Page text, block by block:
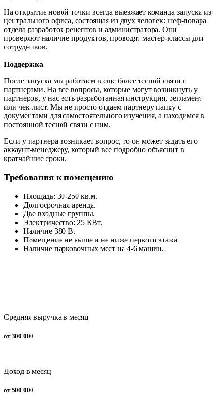
На открытие новой точки всегда выезжает команда запуска из
центрального офиса, состоящая из двух человек: шеф-повара
отдела разработок рецептов и администратора. Они
проверяют наличие продуктов, проводят мастер-классы для
сотрудников.
Поддержка
После запуска мы работаем в еще более тесной связи с
партнерами. На все вопросы, которые могут возникнуть у
партнеров, у нас есть разработанная инструкция, регламент
или чек-лист. Мы не просто отдаем партнеру папку с
документами для самостоятельного изучения, а находимся в
постоянной тесной связи с ним.
Если у партнера возникает вопрос, то он может задать его
аккаунт-менеджеру, который все подробно объяснит в
кратчайшие сроки.
Требования к помещению
Площадь: 30-250 кв.м.
Долгосрочная аренда.
Две входные группы.
Электричество: 25 КВт.
Наличие 380 В.
Помещение не выше и не ниже первого этажа.
Наличие парковочных мест на 4-6 машин.
Средняя выручка в месяц
от 300 000
Доход в месяц
от 500 000